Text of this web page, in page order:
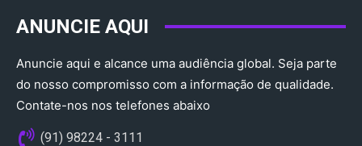
ANUNCIE AQUI
Anuncie aqui e alcance uma audiência global. Seja parte
do nosso compromisso com a informação de qualidade.
Contate-nos nos telefones abaixo
(91) 98224 - 3111